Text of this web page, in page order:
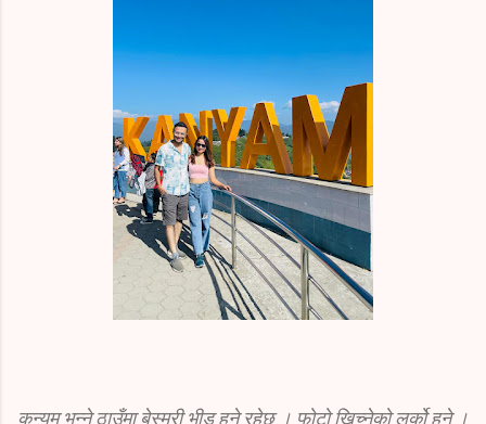
कन्यम भन्ने ठाउँमा बेस्मरी भीड हुने रहेछ । फोटो खिच्नेको लर्को हुने ।